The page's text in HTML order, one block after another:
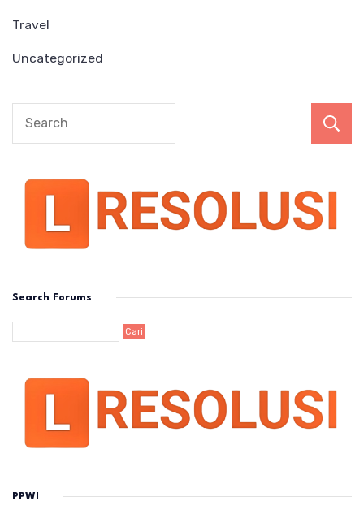
Travel
Uncategorized
Search Forums
PPWI